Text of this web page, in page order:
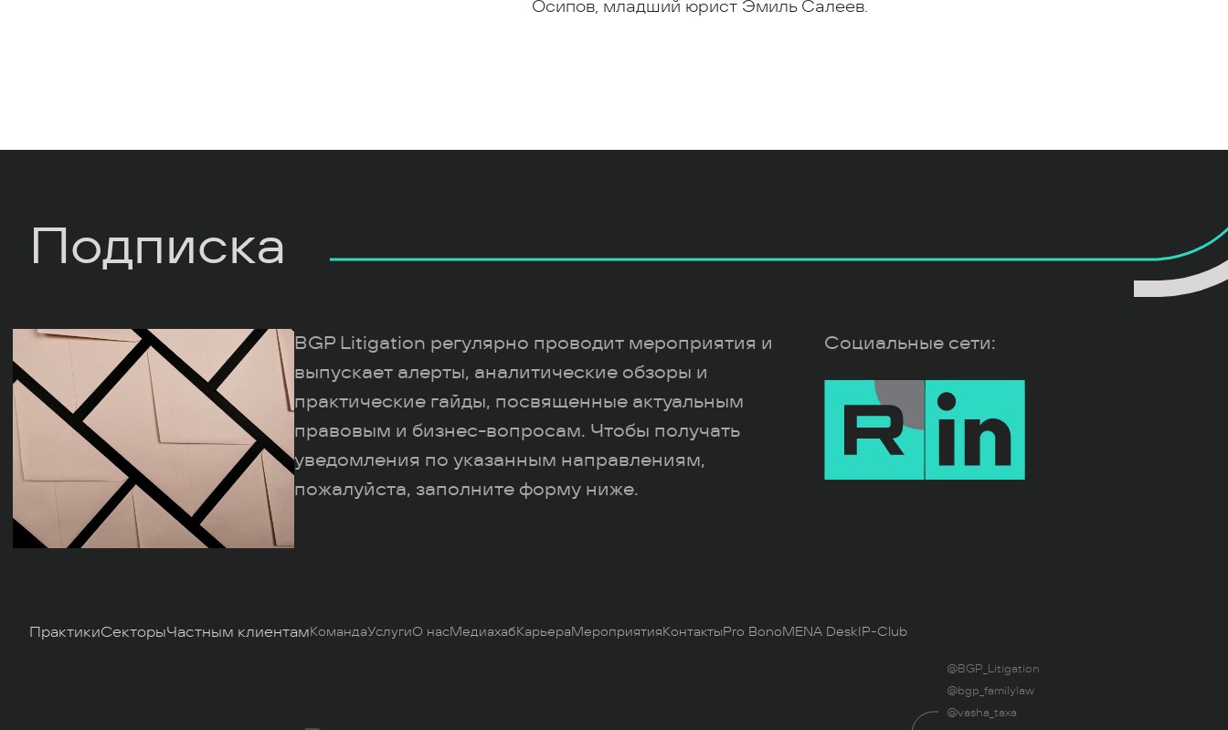
Осипов, младший юрист Эмиль Салеев.
Подписка
BGP Litigation регулярно проводит мероприятия и
выпускает алерты, аналитические обзоры и
практические гайды, посвященные актуальным
правовым и бизнес-вопросам. Чтобы получать
уведомления по указанным направлениям,
пожалуйста, заполните форму ниже.
Социальные сети:
ПрактикиСекторыЧастным клиентамКомандаУслугиО насМедиахабКарьераМероприятияКонтактыPro BonoMENA DeskIP-Club
@BGP_Litigation
@bgp_familylaw
@vasha_taxa